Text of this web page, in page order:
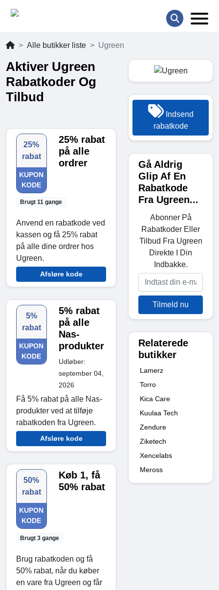
Alle butikker liste Ugreen
Aktiver Ugreen
Rabatkoder Og
Tilbud
25%
rabat
KUPON
KODE
Brugt 11 gange
25% rabat
på alle
ordrer
Anvend en rabatkode ved
kassen og få 25% rabat
på alle dine ordrer hos
Ugreen.
Afsløre kode
5%
rabat
KUPON
KODE
5% rabat
på alle
Nas-
produkter
Udløber:
september 04,
2026
Få 5% rabat på alle Nas-
produkter ved at tilføje
rabatkoden fra Ugreen.
Afsløre kode
50%
rabat
KUPON
KODE
Brugt 3 gange
Køb 1, få
50% rabat
Brug rabatkoden og få
50% rabat, når du køber
en vare fra Ugreen og får
Indsend
rabatkode
Gå Aldrig
Glip Af En
Rabatkode
Fra Ugreen...
Abonner På
Rabatkoder Eller
Tilbud Fra Ugreen
Direkte I Din
Indbakke.
Tilmeld nu
Relaterede
butikker
Lamerz
Torro
Kica Care
Kuulaa Tech
Zendure
Ziketech
Xencelabs
Meross